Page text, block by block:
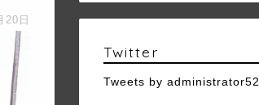
日
Twitter
Tweets by administrator52